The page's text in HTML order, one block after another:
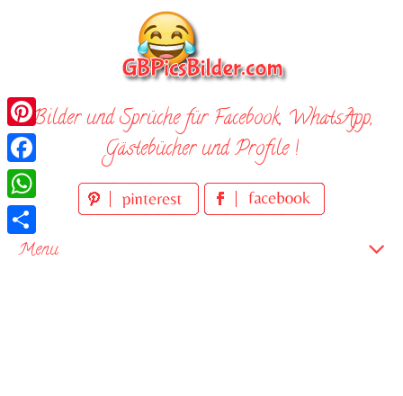
Bilder und Sprüche für Facebook, WhatsApp,
Gästebücher und Profile !
Menu
Pinterest
Facebook
WhatsApp
Teilen